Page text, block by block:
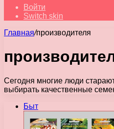
Войти
Switch skin
Главная/производителя
Сегодня многие люди
выбирать качественные
Быт